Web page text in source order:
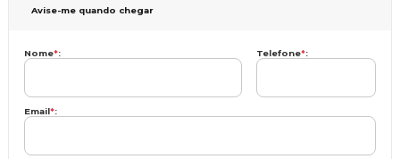
Avise-me quando chegar
Nome*: Telefone*:
Email*: